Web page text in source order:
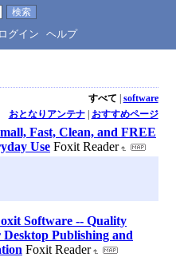
ログイン ヘルプ
すべて | software
おとなりアンテナ| おすすめページ
Fast, Clean, and FREE
Use Foxit Reader
Software -- Quality
Publishing and
Foxit Reader